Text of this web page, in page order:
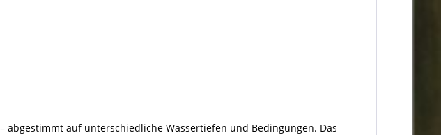
abgestimmt auf unterschiedliche Wassertiefen und Bedingungen. Das